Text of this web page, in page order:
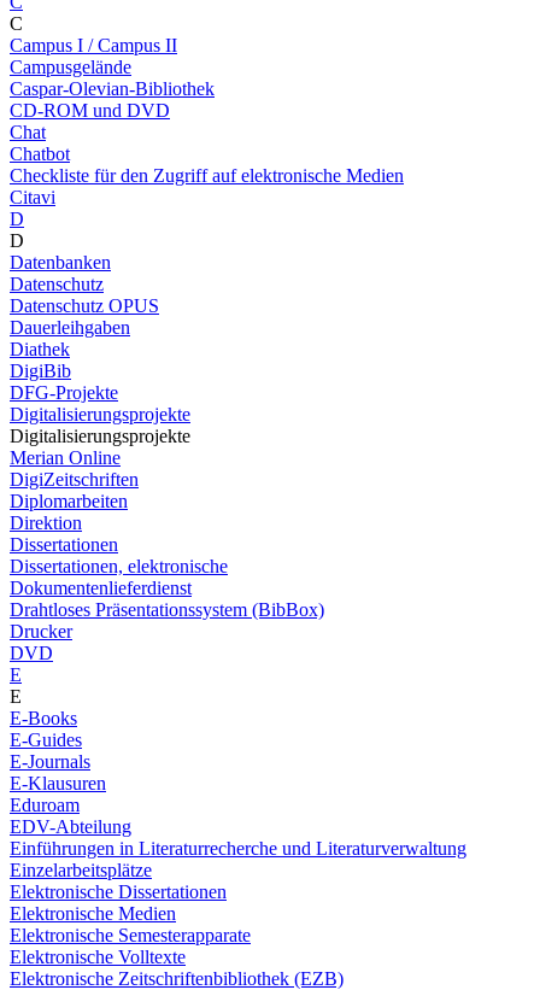
C
Campus I / Campus II
Campusgelände
Caspar-Olevian-Bibliothek
CD-ROM und DVD
Chat
Chatbot
Checkliste für den Zugriff auf elektronische Medien
Citavi
D
D
Datenbanken
Datenschutz
Datenschutz OPUS
Dauerleihgaben
Diathek
DigiBib
DFG-Projekte
Digitalisierungsprojekte
Digitalisierungsprojekte
Merian Online
DigiZeitschriften
Diplomarbeiten
Direktion
Dissertationen
Dissertationen, elektronische
Dokumentenlieferdienst
Drahtloses Präsentationssystem (BibBox)
Drucker
DVD
E
E
E-Books
E-Guides
E-Journals
E-Klausuren
Eduroam
EDV-Abteilung
Einführungen in Literaturrecherche und Literaturverwaltung
Einzelarbeitsplätze
Elektronische Dissertationen
Elektronische Medien
Elektronische Semesterapparate
Elektronische Volltexte
Elektronische Zeitschriftenbibliothek (EZB)